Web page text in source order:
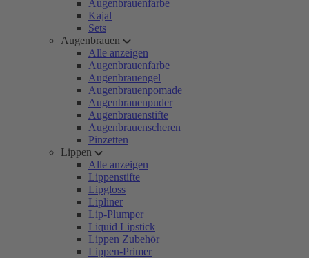
Augenbrauenfarbe
Kajal
Sets
Augenbrauen
Alle anzeigen
Augenbrauenfarbe
Augenbrauengel
Augenbrauenpomade
Augenbrauenpuder
Augenbrauenstifte
Augenbrauenscheren
Pinzetten
Lippen
Alle anzeigen
Lippenstifte
Lipgloss
Lipliner
Lip-Plumper
Liquid Lipstick
Lippen Zubehör
Lippen-Primer